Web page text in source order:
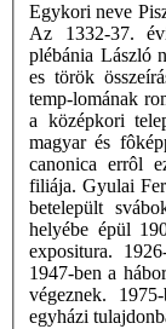
Egykori neve
Az 1332-37.
plébánia László
es török
temp-lomának
a középkori
magyar és
canonica errôl
filiája. Gyulai
betelepült
helyébe épül
expositura.
1947-ben a
végeznek.
egyházi